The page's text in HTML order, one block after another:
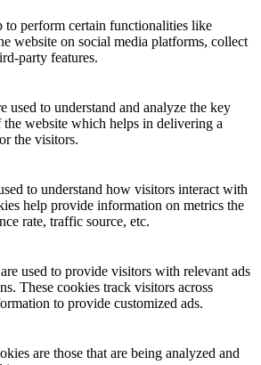
to perform certain functionalities like
website on social media platforms, collect
party features.
used to understand and analyze the key
website which helps in delivering a
the visitors.
to understand how visitors interact with
help provide information on metrics the
rate, traffic source, etc.
used to provide visitors with relevant ads
These cookies track visitors across
to provide customized ads.
are those that are being analyzed and